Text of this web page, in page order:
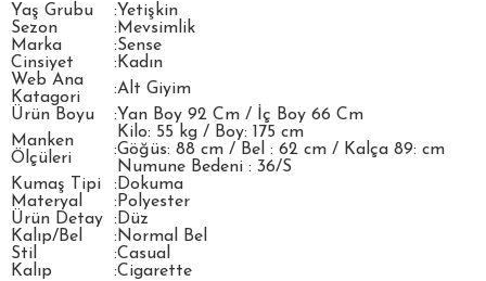
Yaş Grubu :Yetişkin
Sezon
:Mevsimlik
Marka
:Sense
Cinsiyet
: Kadın
Web Ana
Katagori
:Alt Giyim
Ürün Boyu
:Yan Boy 92 Cm / İç Boy 66 Cm
Manken
Ölçüleri
:
Kilo: 55 kg / Boy: 175 cm
Göğüs: 88 cm / Bel : 62 cm / Kalça 89: cm
Numune Bedeni : 36/S
Kumaş Tipi
: Dokuma
Materyal
: Polyester
Ürün Detay
: Düz
Kalıp/Bel
: Normal Bel
Stil
:Casual
Kalıp
:Cigarette